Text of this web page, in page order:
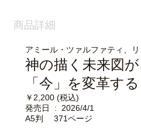
商品詳細
アミール・ツァルファティ、
神の描く未来図
「今」を変革する
￥2,200 (税込)
発売日 ‏ : ‎ 2026/4/1
A5判 371ページ